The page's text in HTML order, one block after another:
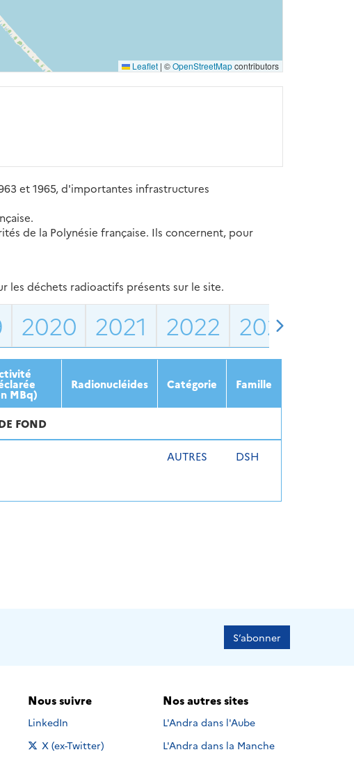
Leaflet | ©OpenStreetMapcontributors
et 1965, d'importantes infrastructures
de la Polynésie française. Ils concernent, pour
les déchets radioactifs présents sur le site.
2020 2021 2022 2023
MBq)
Radionucléides Catégorie Famille
FOND
AUTRES DSH
S’abonner
Nous suivre
Nous suivre sur
LinkedIn
Nous suivre sur
X (ex-Twitter)
Nos autres sites
L'Andra dans l'Aube
L'Andra dans la Manche